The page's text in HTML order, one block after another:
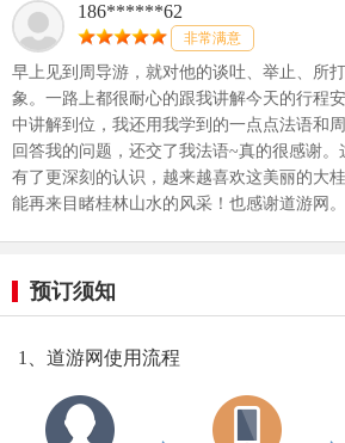
186******62
非常满意
早上见到周导游，就对他的谈吐、举止、所
象。一路上都很耐心的跟我讲解今天的行程
中讲解到位，我还用我学到的一点点法语和
回答我的问题，还交了我法语~真的很感谢
有了更深刻的认识，越来越喜欢这美丽的大
能再来目睹桂林山水的风采！也感谢道游网。
预订须知
1、道游网使用流程